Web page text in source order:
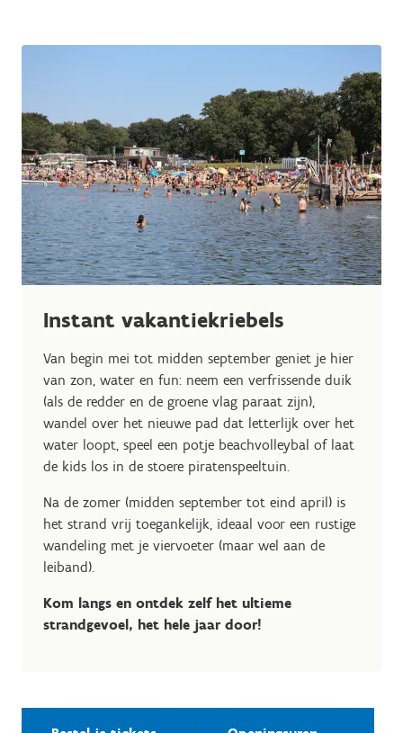
Instant vakantiekriebels
Van begin mei tot midden september geniet je hier
van zon, water en fun: neem een verfrissende duik
(als de redder en de groene vlag paraat zijn),
wandel over het nieuwe pad dat letterlijk over het
water loopt, speel een potje beachvolleybal of laat
de kids los in de stoere piratenspeeltuin.
Na de zomer (midden september tot eind april) is
het strand vrij toegankelijk, ideaal voor een rustige
wandeling met je viervoeter (maar wel aan de
leiband).
Kom langs en ontdek zelf het ultieme
strandgevoel, het hele jaar door!